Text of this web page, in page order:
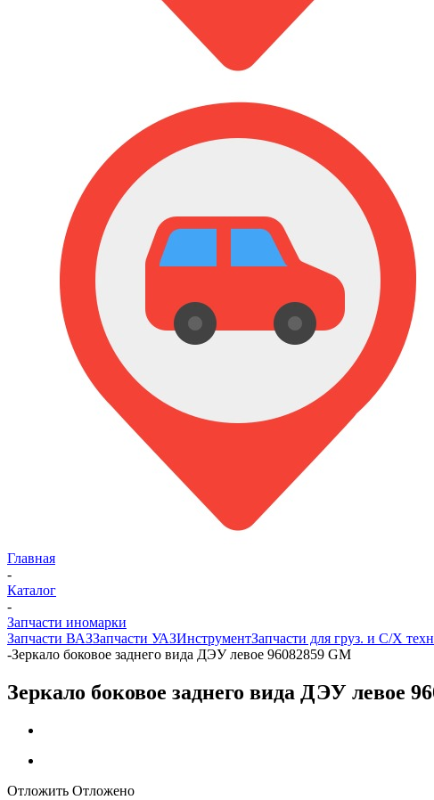
Главная
-
Каталог
-
Запчасти иномарки
Запчасти ВАЗЗапчасти УАЗИнструментЗапчасти для груз. и С/Х
-Зеркало боковое заднего вида ДЭУ левое 96082859 GM
Зеркало боковое заднего вида ДЭУ левое
Отложить Отложено